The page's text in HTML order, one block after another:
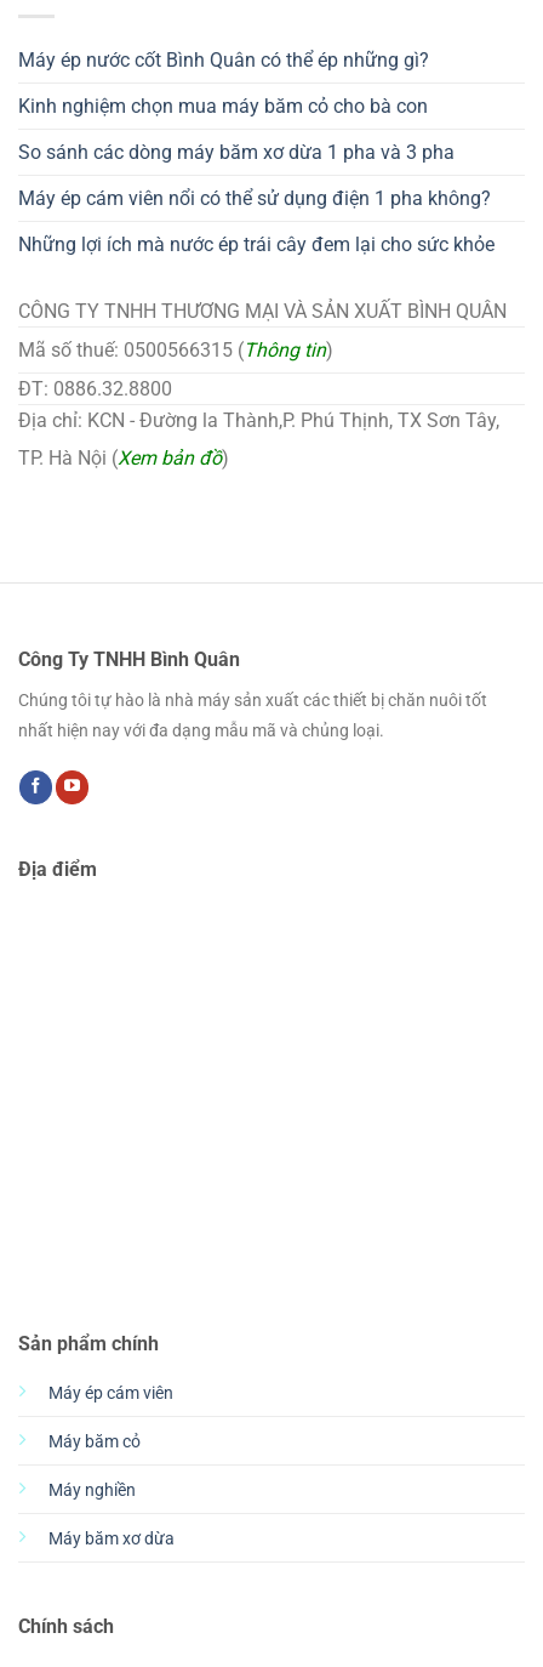
Máy ép nước cốt Bình Quân có thể ép những gì?
Kinh nghiệm chọn mua máy băm cỏ cho bà con
So sánh các dòng máy băm xơ dừa 1 pha và 3 pha
Máy ép cám viên nổi có thể sử dụng điện 1 pha không?
Những lợi ích mà nước ép trái cây đem lại cho sức khỏe
CÔNG TY TNHH THƯƠNG MẠI VÀ SẢN XUẤT BÌNH QUÂN
Mã số thuế: 0500566315 (Thông tin)
ĐT: 0886.32.8800
Địa chỉ: KCN - Đường la Thành,P. Phú Thịnh, TX Sơn Tây,
TP. Hà Nội (Xem bản đồ)
Công Ty TNHH Bình Quân
Chúng tôi tự hào là nhà máy sản xuất các thiết bị chăn nuôi tốt
nhất hiện nay với đa dạng mẫu mã và chủng loại.
Sản phẩm chính
Máy ép cám viên
Máy băm cỏ
Máy nghiền
Máy băm xơ dừa
Chính sách
Địa điểm